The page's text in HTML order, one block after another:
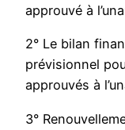
approuvé à
2° Le bilan
prévisionnel
approuvés à
3°